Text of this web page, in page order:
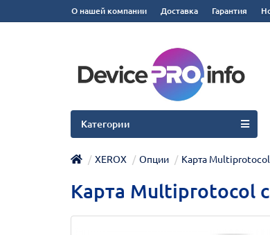
О нашей компании Доставка Гарантия
Категории
XEROX Опции Карта Multiprotocol
Карта Multiprotocol